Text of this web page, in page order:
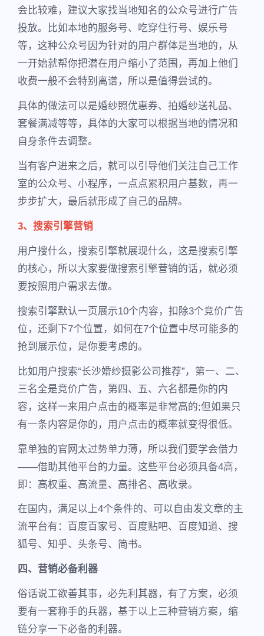
会比较难，建议大家找当地知名的公众号进行广告
投放。比如本地的服务号、吃穿住行号、娱乐号
等，这种公众号因为针对的用户群体是当地的，从
一开始就帮你把潜在用户缩小了范围，再加上他们
收费一般不会特别离谱，所以是值得尝试的。
具体的做法可以是婚纱照优惠券、拍婚纱送礼品、
套餐满减等等，具体的大家可以根据当地的情况和
自身条件去调整。
当有客户进来之后，就可以引导他们关注自己工作
室的公众号、小程序，一点点累积用户基数，再一
步步扩大，最后就形成了自己的品牌。
3、搜索引擎营销
用户搜什么，搜索引擎就展现什么，这是搜索引擎
的核心，所以大家要做搜索引擎营销的话，就必须
要按照用户需求去做。
搜索引擎默认一页展示10个内容，扣除3个竞价广告
位，还剩下7个位置，如何在7个位置中尽可能多的
抢到展示位，是你要考虑的。
比如用户搜索“长沙婚纱摄影公司推荐”，第一、二、
三名全是竞价广告，第四、五、六名都是你的内
容，这样一来用户点击的概率是非常高的;但如果只
有一条内容是你的，用户点击的概率就变得很低。
靠单独的官网太过势单力薄，所以我们要学会借力
——借助其他平台的力量。这些平台必须具备4高，
即：高权重、高流量、高排名、高收录。
在国内，满足以上4个条件的、可以自由发文章的主
流平台有：百度百家号、百度贴吧、百度知道、搜
狐号、知乎、头条号、简书。
四、营销必备利器
俗话说工欲善其事，必先利其器，有了方案，必须
要有一套称手的兵器，基于以上三种营销方案，缩
链分享一下必备的利器。